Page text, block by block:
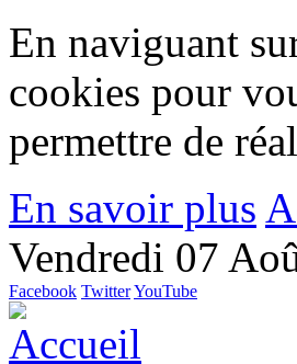
En naviguant
cookies pour
permettre de
En savoir plus
Vendredi 07
Facebook TwitterYouTube